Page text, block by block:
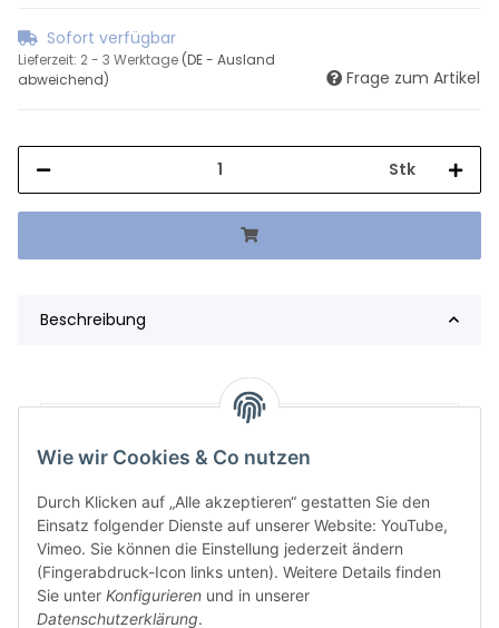
Sofort verfügbar
Lieferzeit: 2 - 3 Werktage (DE - Ausland
abweichend)
Frage zum Artikel
Stk
Beschreibung
738,75
Wie wir Cookies & Co nutzen
Durch Klicken auf „Alle akzeptieren“ gestatten Sie den
Einsatz folgender Dienste auf unserer Website: YouTube,
Vimeo. Sie können die Einstellung jederzeit ändern
(Fingerabdruck-Icon links unten). Weitere Details finden
Sie unter Konfigurieren und in unserer
Datenschutzerklärung.